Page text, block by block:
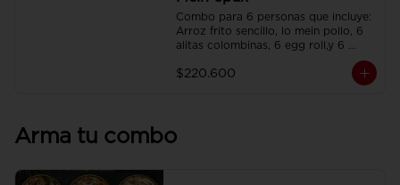
Combo para 6 personas que incluye:
Arroz frito sencillo, lo mein pollo, 6
alitas colombinas, 6 egg roll,y 6
individuales.
$220.600
Arma tu combo